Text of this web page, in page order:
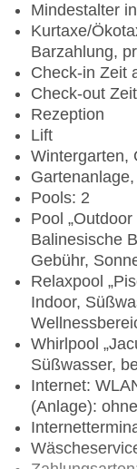
Mindestalter
Kurtaxe/
Barzahlung,
Check-in Zeit
Check-out
Rezeption
Lift
Wintergarten,
Pools: 2
Pool
Balinesische
Gebühr,
Relaxpool
Indoor,
Whirlpool
Süßwasser,
Internet:
(Anlage):